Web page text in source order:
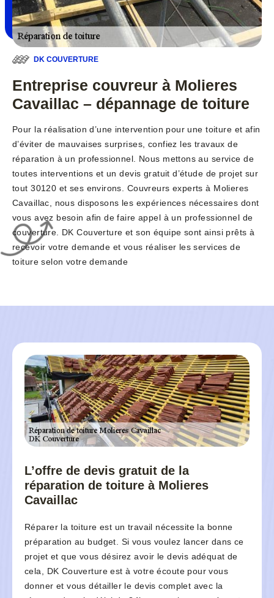
DK COUVERTURE
Entreprise couvreur à Molieres
Cavaillac – dépannage de toiture
Pour la réalisation d’une intervention pour une toiture et afin
d’éviter de mauvaises surprises, confiez les travaux de
réparation à un professionnel. Nous mettons au service de
toutes interventions et un devis gratuit d’étude de projet sur
tout 30120 et ses environs. Couvreurs experts à Molieres
Cavaillac, nous disposons les expériences nécessaires dont
vous avez besoin afin de faire appel à un professionnel de
couverture. DK Couverture et son équipe sont ainsi prêts à
recevoir votre demande et vous réaliser les services de
toiture selon votre demande
L’offre de devis gratuit de la
réparation de toiture à Molieres
Cavaillac
Réparer la toiture est un travail nécessite la bonne
préparation au budget. Si vous voulez lancer dans ce
projet et que vous désirez avoir le devis adéquat de
cela, DK Couverture est à votre écoute pour vous
donner et vous détailler le devis complet avec la